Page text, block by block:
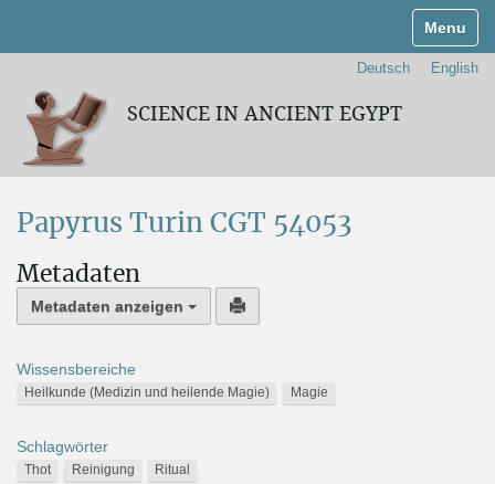
Deutsch English
SCIENCE IN ANCIENT EGYPT
Papyrus Turin CGT 54053
Metadaten
Metadaten anzeigen
Wissensbereiche
Heilkunde (Medizin und heilende Magie) Magie
Schlagwörter
Thot Reinigung Ritual